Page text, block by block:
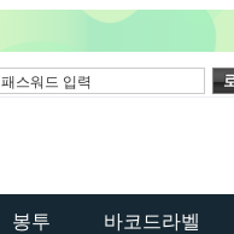
봉투 바코드라벨